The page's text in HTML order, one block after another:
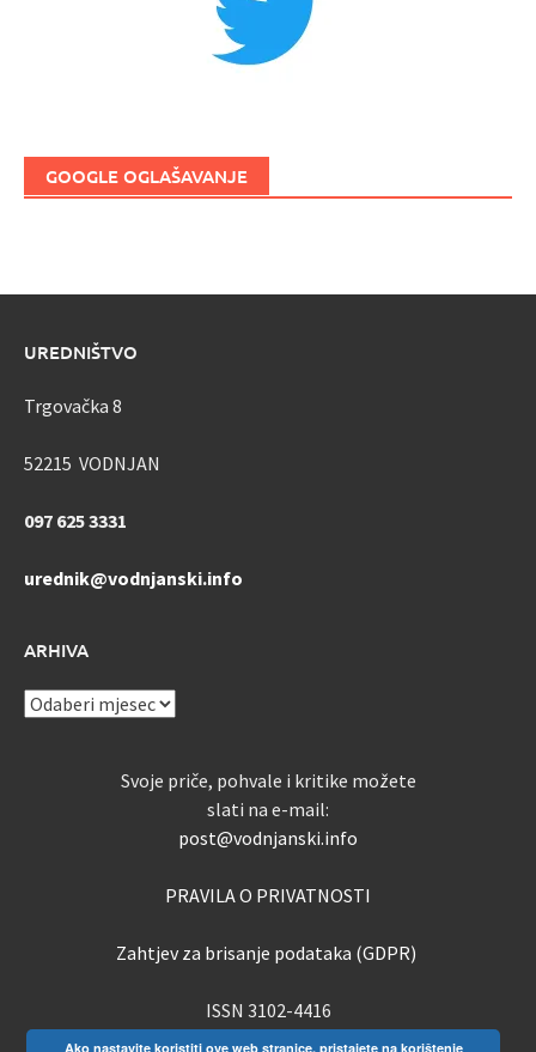
GOOGLE OGLAŠAVANJE
UREDNIŠTVO
Trgovačka 8
52215 VODNJAN
097 625 3331
urednik@vodnjanski.info
ARHIVA
ARHIVA
Svoje priče, pohvale i kritike možete
slati na e-mail:
post@vodnjanski.info
PRAVILA O PRIVATNOSTI
Zahtjev za brisanje podataka (GDPR)
ISSN 3102-4416
Ako nastavite koristiti ove web stranice, pristajete na korištenje